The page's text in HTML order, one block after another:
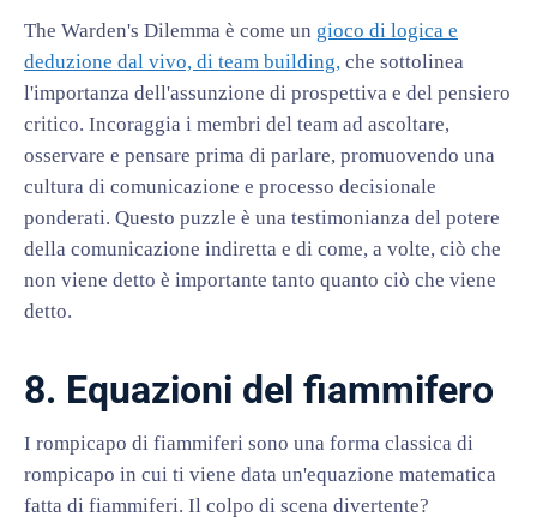
The Warden's Dilemma è come un gioco di logica e
deduzione dal vivo, di team building, che sottolinea
l'importanza dell'assunzione di prospettiva e del pensiero
critico. Incoraggia i membri del team ad ascoltare,
osservare e pensare prima di parlare, promuovendo una
cultura di comunicazione e processo decisionale
ponderati. Questo puzzle è una testimonianza del potere
della comunicazione indiretta e di come, a volte, ciò che
non viene detto è importante tanto quanto ciò che viene
detto.
8. Equazioni del fiammifero
I rompicapo di fiammiferi sono una forma classica di
rompicapo in cui ti viene data un'equazione matematica
fatta di fiammiferi. Il colpo di scena divertente?